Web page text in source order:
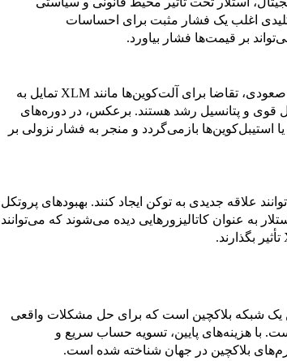
اغلب یک فشار مثبت برای احساسات
بر قیمت‌ها فشار بیاورد.
چرخه‌های بازار نیز نقش قابل توجهی دارند. در محیط‌های صعودی، تقاضا برای آلت‌کوین‌ها مانند XLM تمایل به
قوی و پتانسیل رشد هستند. برعکس، در دوره‌های
استیبل‌کوین‌ها بازمی‌گردد و منجر به فشار نزولی بر
علاقه جدیدی به توکن ایجاد کنند. بهبودهای پروتکل
به عنوان کاتالیزورهایی دیده می‌شوند که می‌توانند
یک شبکه بلاکچین است که برای حل مشکلات واقعی
با هزینه‌های پایین، تسویه حساب سریع و
بلاکچین در جهان شناخته شده است.